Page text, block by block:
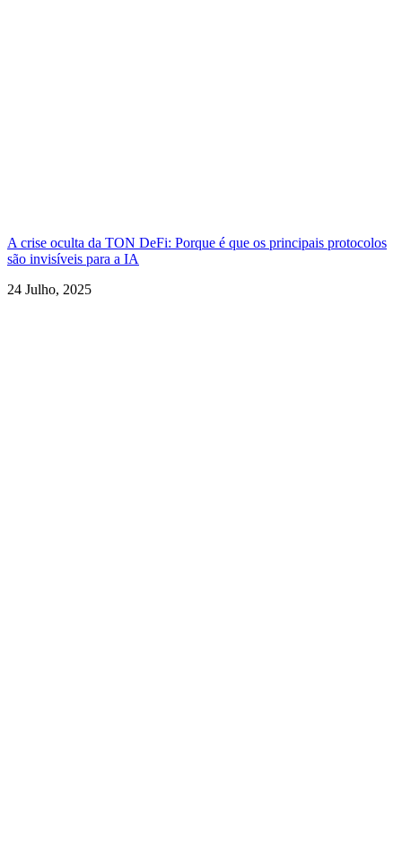
A crise oculta da TON DeFi: Porque é que os principais protocolos
são invisíveis para a IA
24 Julho, 2025